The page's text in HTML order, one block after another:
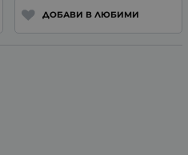
ДОБАВИ В ЛЮБИМИ